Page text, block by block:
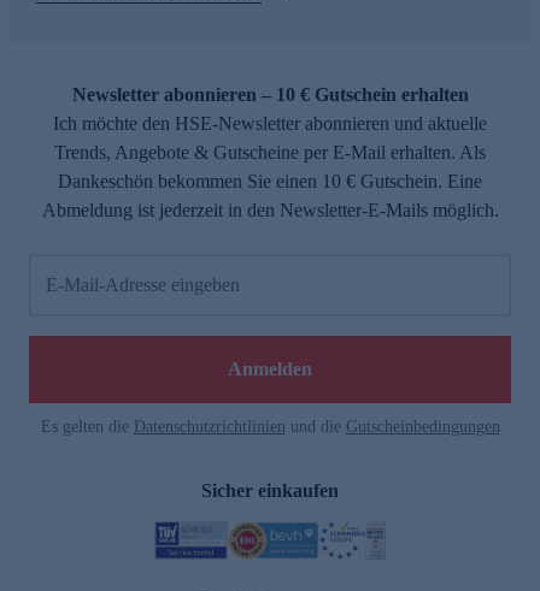
Newsletter abonnieren – 10 € Gutschein erhalten
Ich möchte den HSE-Newsletter abonnieren und aktuelle
Trends, Angebote & Gutscheine per E-Mail erhalten. Als
Dankeschön bekommen Sie einen 10 € Gutschein. Eine
Abmeldung ist jederzeit in den Newsletter-E-Mails möglich.
E-Mail-Adresse eingeben
Anmelden
Es gelten die Datenschutzrichtlinien und die Gutscheinbedingungen
Sicher einkaufen